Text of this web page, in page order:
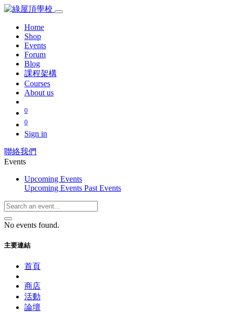
Home
Shop
Events
Forum
Blog
課程架構
Courses
About us
0
0
Sign in
聯絡我們
Events
Upcoming Events
Upcoming Events Past Events
No events found.
主要連結
首頁
商店
活動
論壇